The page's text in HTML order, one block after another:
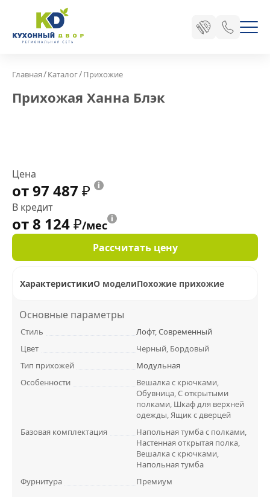
Главная/Каталог/Прихожие
Прихожая Ханна Блэк
Цена
от 97 487 ₽
В кредит
от 8 124₽/мес
Рассчитать цену
ХарактеристикиО моделиПохожие прихожие
Основные параметры
Стиль Лофт,Современный
Цвет
Черный, Бордовый
Тип прихожей
Модульная
Особенности
Вешалка с крючками,
Обувница, С открытыми
полками, Шкаф для верхней
одежды, Ящик с дверцей
Базовая комплектация
Напольная тумба с полками,
Настенная открытая полка,
Вешалка с крючками,
Напольная тумба
Фурнитура
Премиум